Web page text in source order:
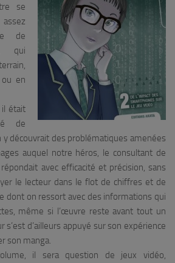
se
de
qui
en
il était
de
y découvrait des problématiques amenées
auquel notre héros, le consultant de
avec efficacité et précision, sans
le lecteur dans le flot de chiffres et de
dont on ressort avec des informations qui
même si l’œuvre reste avant tout un
s’est d’ailleurs appuyé sur son expérience
son manga.
il sera question de jeux vidéo,